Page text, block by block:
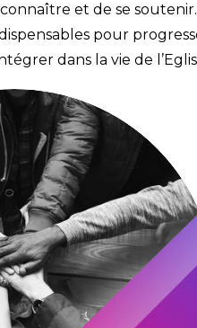
et de se soutenir.
pour
dans la vie de